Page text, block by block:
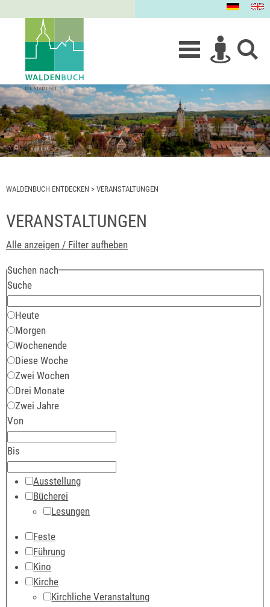
WALDENBUCH ENTDECKEN > VERANSTALTUNGEN
VERANSTALTUNGEN
Alle anzeigen / Filter aufheben
Suchen nach
Suche
Heute
Morgen
Wochenende
Diese Woche
Zwei Wochen
Drei Monate
Zwei Jahre
Von
Bis
Ausstellung
Bücherei
Lesungen
Feste
Führung
Kino
Kirche
Kirchliche Veranstaltung